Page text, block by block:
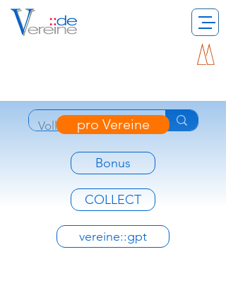
pro Vereine
Bonus
COLLECT
vereine::gpt